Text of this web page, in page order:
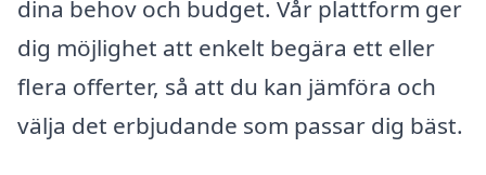
dina behov och budget. Vår plattform ger
dig möjlighet att enkelt begära ett eller
flera offerter, så att du kan jämföra och
välja det erbjudande som passar dig bäst.